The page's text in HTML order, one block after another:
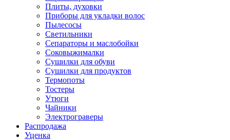
Плиты, духовки
Приборы для укладки волос
Пылесосы
Светильники
Сепараторы и маслобойки
Соковыжималки
Сушилки для обуви
Сушилки для продуктов
Термопоты
Тостеры
Утюги
Чайники
Электрограверы
Распродажа
Уценка